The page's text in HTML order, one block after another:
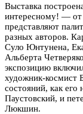
Выставка
интересному! — от
представляют
разных авторов.
Суло Юнтунена,
Альберта
экспозицию
художник-космист
состояний, как
Паустовский, и
Люкшин.